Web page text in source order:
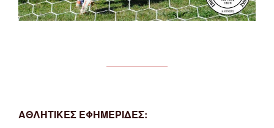
ΑΘΛΗΤΙΚΕΣ ΕΦΗΜΕΡΙΔΕΣ: